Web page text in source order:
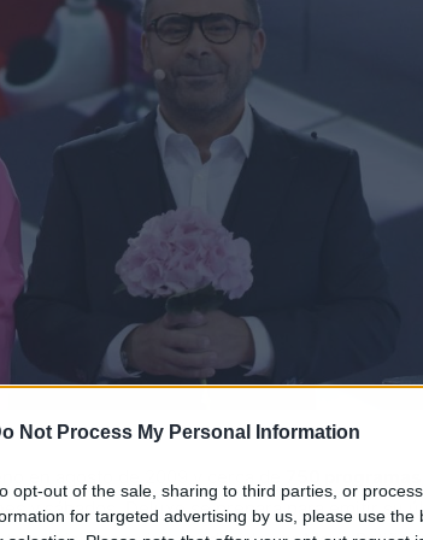
Not Process My Personal Information
opt-out of the sale, sharing to third parties, or
for targeted advertising by us, please use the
en agosto de 2009 y cerca de
y sábados, Deluxe se prepara para emitir su